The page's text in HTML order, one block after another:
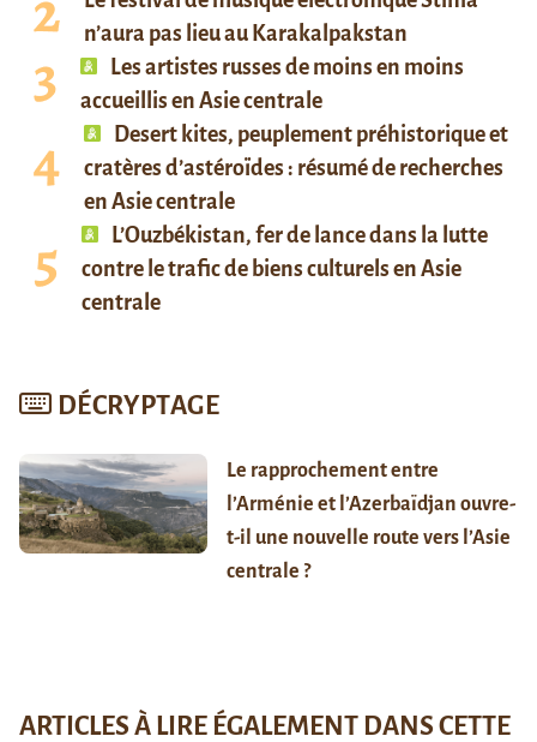
n’aura pas lieu au Karakalpakstan
Les artistes russes de moins en moins
accueillis en Asie centrale
Desert kites, peuplement préhistorique et
cratères d’astéroïdes : résumé de recherches
en Asie centrale
L’Ouzbékistan, fer de lance dans la lutte
contre le trafic de biens culturels en Asie
centrale
DÉCRYPTAGE
Le rapprochement entre
l’Arménie et l’Azerbaïdjan ouvre-
t-il une nouvelle route vers l’Asie
centrale ?
ARTICLES À LIRE ÉGALEMENT DANS CETTE